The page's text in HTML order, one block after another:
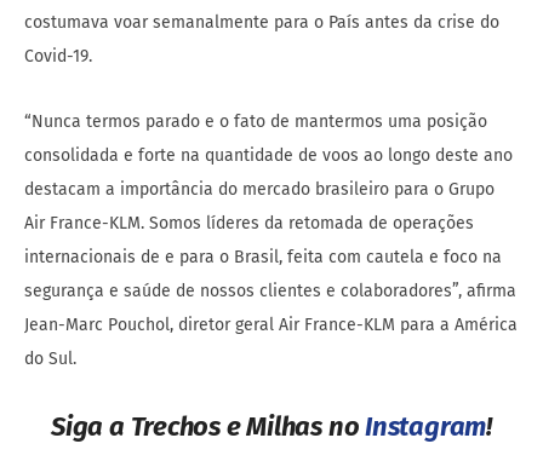
costumava voar semanalmente para o País antes da crise do
Covid-19.
“Nunca termos parado e o fato de mantermos uma posição
consolidada e forte na quantidade de voos ao longo deste ano
destacam a importância do mercado brasileiro para o Grupo
Air France-KLM. Somos líderes da retomada de operações
internacionais de e para o Brasil, feita com cautela e foco na
segurança e saúde de nossos clientes e colaboradores”, afirma
Jean-Marc Pouchol, diretor geral Air France-KLM para a América
do Sul.
Siga a Trechos e Milhas noInstagram!